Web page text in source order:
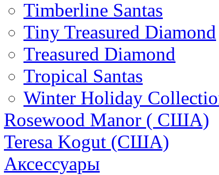
Timberline Santas
Tiny Treasured Diamond
Treasured Diamond
Tropical Santas
Winter Holiday
Rosewood Manor ( США)
Teresa Kogut (США)
Аксессуары